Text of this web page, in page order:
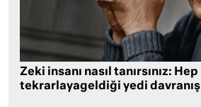
Zeki insanı nasıl tanırsınız: Hep
tekrarlayageldiği yedi davranış